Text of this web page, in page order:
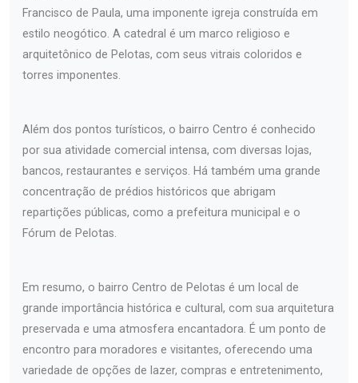
Francisco de Paula, uma imponente igreja construída em
estilo neogótico. A catedral é um marco religioso e
arquitetônico de Pelotas, com seus vitrais coloridos e
torres imponentes.
Além dos pontos turísticos, o bairro Centro é conhecido
por sua atividade comercial intensa, com diversas lojas,
bancos, restaurantes e serviços. Há também uma grande
concentração de prédios históricos que abrigam
repartições públicas, como a prefeitura municipal e o
Fórum de Pelotas.
Em resumo, o bairro Centro de Pelotas é um local de
grande importância histórica e cultural, com sua arquitetura
preservada e uma atmosfera encantadora. É um ponto de
encontro para moradores e visitantes, oferecendo uma
variedade de opções de lazer, compras e entretenimento,